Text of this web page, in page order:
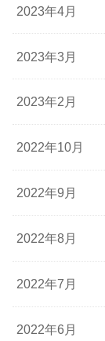
2023年4月
2023年3月
2023年2月
2022年10月
2022年9月
2022年8月
2022年7月
2022年6月